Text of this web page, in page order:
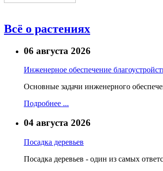
Всё о растениях
06 августа 2026
Инженерное обеспечение
Основные задачи инженерного
Подробнее ...
04 августа 2026
Посадка деревьев
Посадка деревьев - один из самых